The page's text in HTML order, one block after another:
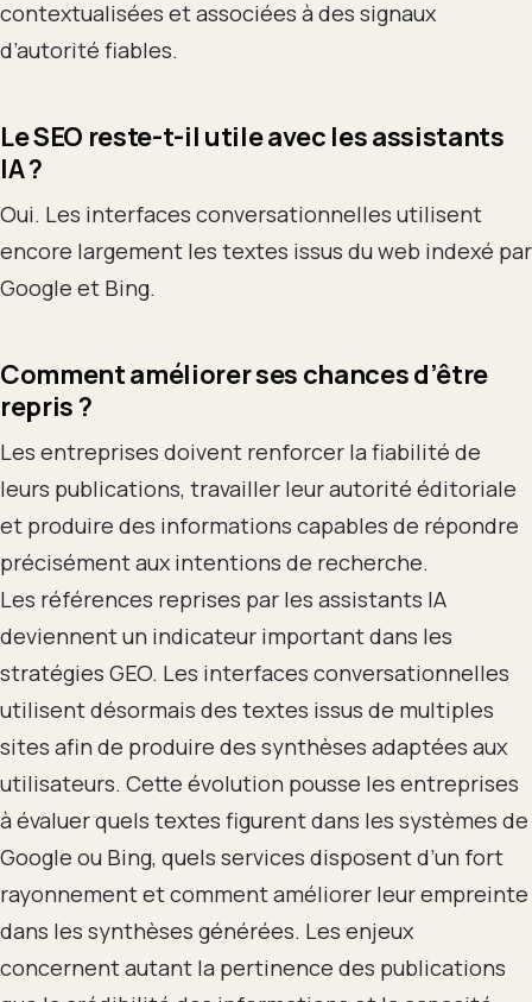
contextualisées et associées à des signaux
d’autorité fiables.
Le SEO reste-t-il utile avec les assistants
IA ?
Oui. Les interfaces conversationnelles utilisent
encore largement les textes issus du web indexé par
Google et Bing.
Comment améliorer ses chances d’être
repris ?
Les entreprises doivent renforcer la fiabilité de
leurs publications, travailler leur autorité éditoriale
et produire des informations capables de répondre
précisément aux intentions de recherche.
Les références reprises par les assistants IA
deviennent un indicateur important dans les
stratégies GEO. Les interfaces conversationnelles
utilisent désormais des textes issus de multiples
sites afin de produire des synthèses adaptées aux
utilisateurs. Cette évolution pousse les entreprises
à évaluer quels textes figurent dans les systèmes de
Google ou Bing, quels services disposent d’un fort
rayonnement et comment améliorer leur empreinte
dans les synthèses générées. Les enjeux
concernent autant la pertinence des publications